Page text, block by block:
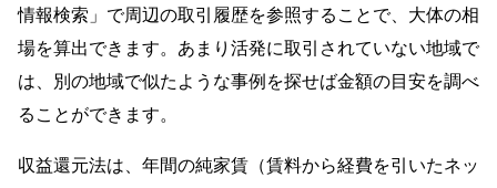
情報検索」で周辺の取引履歴を参照することで、大体の相
場を算出できます。あまり活発に取引されていない地域で
は、別の地域で似たような事例を探せば金額の目安を調べ
ることができます。
収益還元法は、年間の純家賃（賃料から経費を引いたネッ